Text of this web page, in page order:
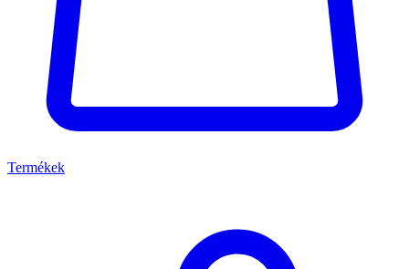
Termékek